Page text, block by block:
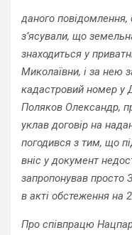
даного повідомлення,
з’ясували, що
знаходиться у
Миколаївни, і за нею
кадастровий номер у
Поляков Олександр,
уклав договір на
погодився з тим, що
вніс у документ
запропонував
в акті обстеження на
Про співпрацю